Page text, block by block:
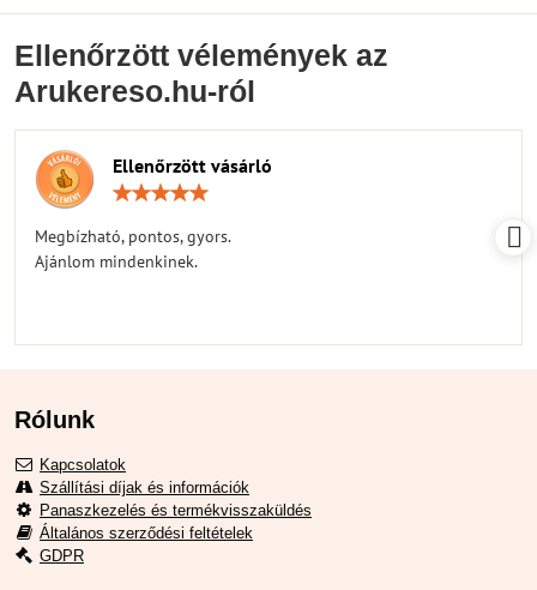
Ellenőrzött vélemények az
Arukereso.hu-ról
Ellenőrzött vásárló
Megbízható, pontos, gyors.
Ajánlom mindenkinek.
Rólunk
Kapcsolatok
Szállítási díjak és információk
Panaszkezelés és termékvisszaküldés
Általános szerződési feltételek
GDPR